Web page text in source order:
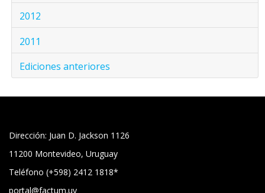
2012
2011
Ediciones anteriores
Dirección: Juan D. Jackson 1126
11200 Montevideo, Uruguay
Teléfono (+598) 2412 1818*
portal@factum.uy